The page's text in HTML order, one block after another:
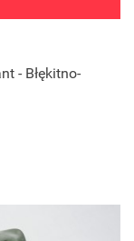
- Błękitno-